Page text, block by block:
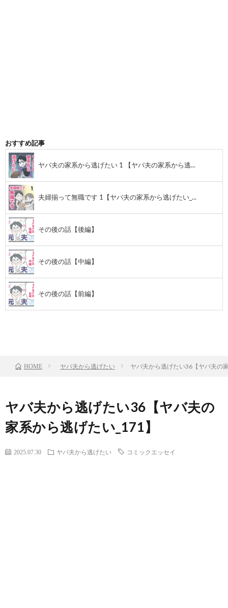
おすすめ記事
ヤバ夫の家系から逃げたい 1 【ヤバ夫の家系から逃...
夫婦揃って無職です 1【ヤバ夫の家系から逃げたい_...
その後の話【後編】
その後の話【中編】
その後の話【前編】
HOME ヤバ夫から逃げたい ヤバ夫から逃げたい36【ヤバ夫の
ヤバ夫から逃げたい36【ヤバ夫の
家系から逃げたい_171】
2025.07.30 ヤバ夫から逃げたい コミックエッセイ